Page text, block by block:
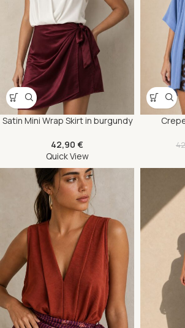
Satin Mini Wrap Skirt in burgundy
42,90 €
Quick View